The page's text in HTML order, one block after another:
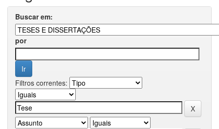
Buscar em:
por
Filtros correntes: